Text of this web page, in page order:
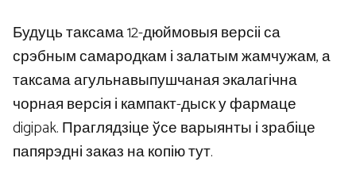
Будуць таксама 12-дюймовыя версіі са
срэбным самародкам і залатым жамчужам, а
таксама агульнавыпушчаная экалагічна
чорная версія і кампакт-дыск у фармаце
digipak. Праглядзіце ўсе варыянты і зрабіце
папярэдні заказ на копію тут.